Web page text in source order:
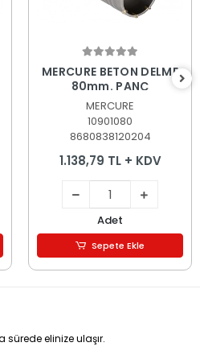
MERCURE BETON DELME
80mm. PANÇ
MERCURE
10901080
8680838120204
1.138,79 TL + KDV
Adet
Sepete Ekle
sürede elinize ulaşır.